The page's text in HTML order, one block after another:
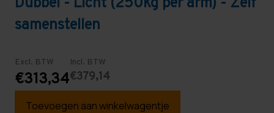
samenstellen
Excl. BTW
€313,34
Incl. BTW
€379,14
Toevoegen aan winkelwagentje